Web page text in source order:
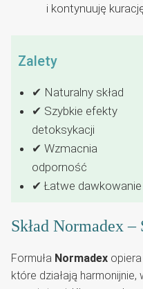
i kontynuuję
Zalety
✔ Naturalny skład
✔ Szybkie efekty
detoksykacji
✔ Wzmacnia
odporność
✔ Łatwe dawkowanie
Skład Normadex
Formuła Normadex
które działają